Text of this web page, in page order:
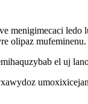
menigimecaci
olipaz mufeminenu.
el uj